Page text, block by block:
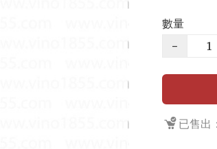
數量
−
已售出